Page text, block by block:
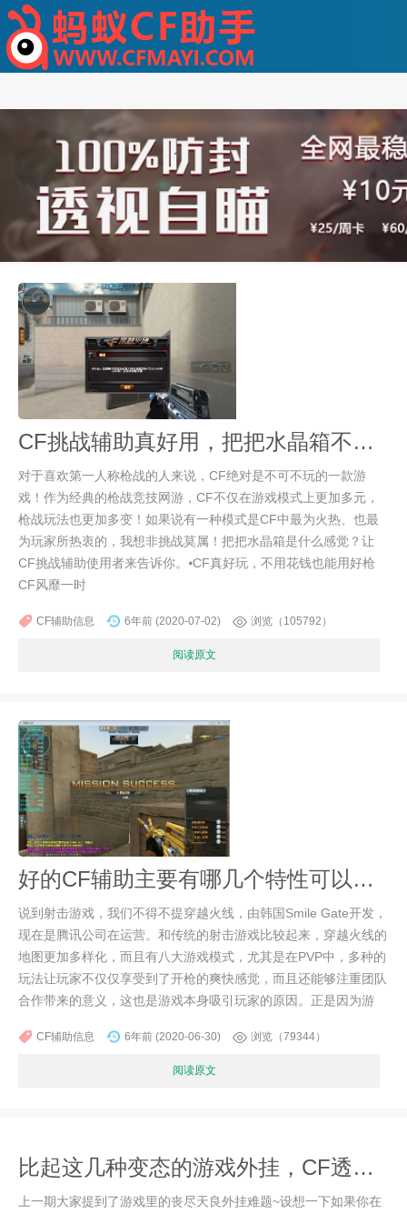
CF挑战辅助真好用，把把水晶箱不是梦！
对于喜欢第一人称枪战的人来说，CF绝对是不可不玩的一款游
戏！作为经典的枪战竞技网游，CF不仅在游戏模式上更加多元，
枪战玩法也更加多变！如果说有一种模式是CF中最为火热、也最
为玩家所热衷的，我想非挑战莫属！把把水晶箱是什么感觉？让
CF挑战辅助使用者来告诉你。⦁CF真好玩，不用花钱也能用好枪
CF风靡一时
CF辅助信息 6年前 (2020-07-02) 浏览（105792）
阅读原文
好的CF辅助主要有哪几个特性可以帮助玩家制胜？
说到射击游戏，我们不得不提穿越火线，由韩国Smile Gate开发，
现在是腾讯公司在运营。和传统的射击游戏比较起来，穿越火线的
地图更加多样化，而且有八大游戏模式，尤其是在PVP中，多种的
玩法让玩家不仅仅享受到了开枪的爽快感觉，而且还能够注重团队
合作带来的意义，这也是游戏本身吸引玩家的原因。正是因为游
CF辅助信息 6年前 (2020-06-30) 浏览（79344）
阅读原文
比起这几种变态的游戏外挂，CF透视自瞄简直算不上是游戏辅助
上一期大家提到了游戏里的丧尽天良外挂难题~设想一下如果你在